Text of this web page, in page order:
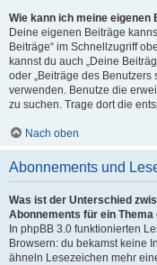
Wie kann ich meine eigenen
Deine eigenen Beiträge
Beiträge“ im Schnellzugriff
kannst du auch „Deine
oder „Beiträge des
verwenden. Benutze die
zu suchen. Trage dort die
Nach oben
Abonnements und
Was ist der Unterschied
Abonnements für ein Thema
In phpBB 3.0 funktionierten
Browsern: du bekamst keine
ähneln Lesezeichen mehr